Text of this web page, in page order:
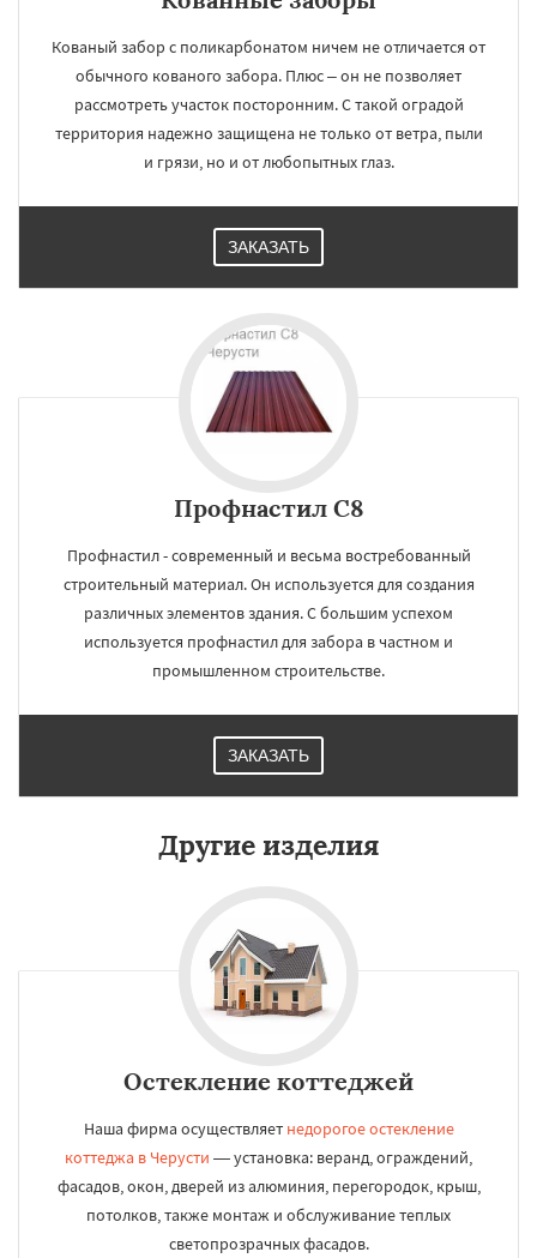
Кованый забор с поликарбонатом ничем не отличается от
обычного кованого забора. Плюс – он не позволяет
рассмотреть участок посторонним. С такой оградой
территория надежно защищена не только от ветра, пыли
и грязи, но и от любопытных глаз.
ЗАКАЗАТЬ
Профнастил С8
Профнастил - современный и весьма востребованный
строительный материал. Он используется для создания
различных элементов здания. С большим успехом
используется профнастил для забора в частном и
промышленном строительстве.
ЗАКАЗАТЬ
Другие изделия
Остекление коттеджей
Наша фирма осуществляет недорогое остекление
коттеджа в Черусти — установка: веранд, ограждений,
фасадов, окон, дверей из алюминия, перегородок, крыш,
потолков, также монтаж и обслуживание теплых
светопрозрачных фасадов.